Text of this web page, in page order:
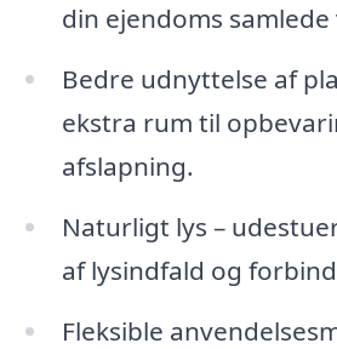
din ejendoms
Bedre udnyttelse af
ekstra rum til
afslapning.
Naturligt lys –
af lysindfald og
Fleksible